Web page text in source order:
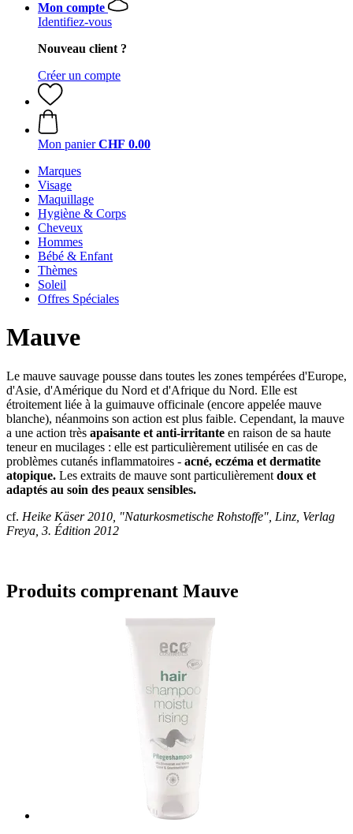
Mon compte
Identifiez-vous
Nouveau client ?
Créer un compte
Mon panier CHF 0.00
Marques
Visage
Maquillage
Hygiène & Corps
Cheveux
Hommes
Bébé & Enfant
Thèmes
Soleil
Offres Spéciales
Mauve
Le mauve sauvage pousse dans toutes les zones tempérées d'Europe,
d'Asie, d'Amérique du Nord et d'Afrique du Nord. Elle est
étroitement liée à la guimauve officinale (encore appelée mauve
blanche), néanmoins son action est plus faible. Cependant, la mauve
a une action très apaisante et anti-irritante en raison de sa haute
teneur en mucilages : elle est particulièrement utilisée en cas de
problèmes cutanés inflammatoires - acné, eczéma et dermatite
atopique. Les extraits de mauve sont particulièrement doux et
adaptés au soin des peaux sensibles.
cf. Heike Käser 2010, "Naturkosmetische Rohstoffe", Linz, Verlag
Freya, 3. Édition 2012
Produits comprenant Mauve